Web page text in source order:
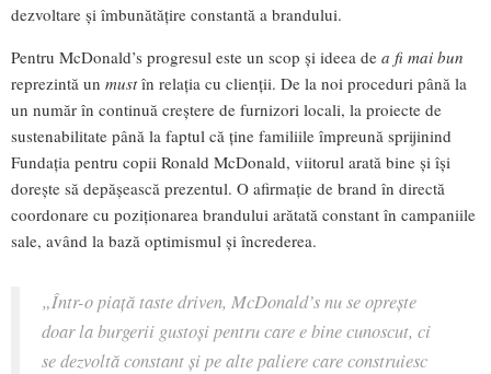
dezvoltare și îmbunătățire constantă a brandului.
Pentru McDonald’s progresul este un scop și ideea de a fi mai bun
reprezintă un mustîn relația cu clienții. De la noi proceduri până la
un număr în continuă creștere de furnizori locali, la proiecte de
sustenabilitate până la faptul că ține familiile împreună sprijinind
Fundația pentru copii Ronald McDonald, viitorul arată bine și își
dorește să depășească prezentul. O afirmație de brand în directă
coordonare cu poziționarea brandului arătată constant în campaniile
sale, având la bază optimismul și încrederea.
„Într-o piață taste driven, McDonald’s nu se oprește
doar la burgerii gustoși pentru care e bine cunoscut, ci
se dezvoltă constant și pe alte paliere care construiesc